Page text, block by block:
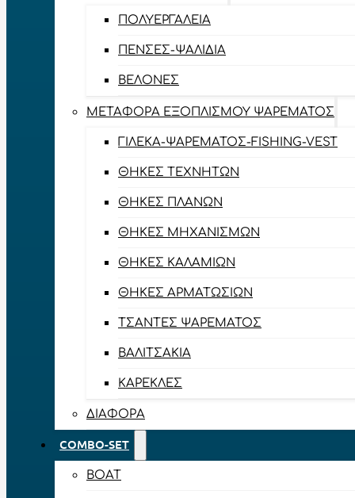
ΠΟΛΥΕΡΓΑΛΕΊΑ
ΠΈΝΣΕΣ-ΨΑΛΊΔΙΑ
ΒΕΛΌΝΕΣ
ΜΕΤΑΦΟΡΆ ΕΞΟΠΛΙΣΜΟΎ ΨΑΡΈΜΑΤΟΣ
ΓΙΛΈΚΑ-ΨΑΡΈΜΑΤΟΣ-FISHING-VEST
ΘΉΚΕΣ ΤΕΧΝΗΤΏΝ
ΘΉΚΕΣ ΠΛΆΝΩΝ
ΘΉΚΕΣ ΜΗΧΑΝΙΣΜΏΝ
ΘΉΚΕΣ ΚΑΛΑΜΙΏΝ
ΘΉΚΕΣ ΑΡΜΑΤΩΣΙΏΝ
ΤΣΆΝΤΕΣ ΨΑΡΈΜΑΤΟΣ
ΒΑΛΙΤΣΆΚΙΑ
ΚΑΡΈΚΛΕΣ
ΔΙΆΦΟΡΑ
COMBO-SET
BOAT